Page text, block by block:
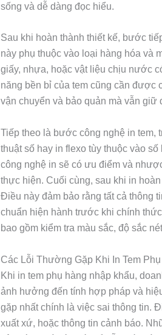
sống và dễ dàng đọc hiểu.
Sau khi hoàn thành thiết kế, bước
này phụ thuộc vào loại hàng hóa và
giấy, nhựa, hoặc vật liệu chịu nước
năng bền bỉ của tem cũng cần được
vận chuyển và bảo quản mà vẫn
Tiếp theo là bước công nghệ in tem,
thuật số hay in flexo tùy thuộc vào
công nghệ in sẽ có ưu điểm và
thực hiện. Cuối cùng, sau khi in
Điều này đảm bảo rằng tất cả thông
chuẩn hiện hành trước khi chính
bao gồm kiểm tra màu sắc, độ sắc
Các Lỗi Thường Gặp Khi In Tem Phụ
Khi in tem phụ hàng nhập khẩu,
ảnh hưởng đến tính hợp pháp và
gặp nhất chính là việc sai thông tin.
xuất xứ, hoặc thông tin cảnh báo.